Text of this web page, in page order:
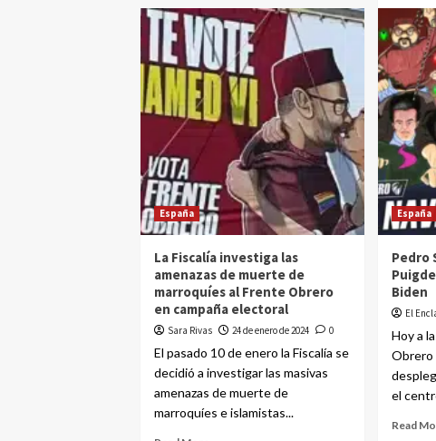
España
La Fiscalía investiga las
amenazas de muerte de
marroquíes al Frente Obrero
en campaña electoral
Sara Rivas 24 de enero de 2024 0
El pasado 10 de enero la Fiscalía se
decidió a investigar las masivas
amenazas de muerte de
marroquíes e islamistas...
España
Pedro
Biden
El
Hoy a
Obrero
el
Read